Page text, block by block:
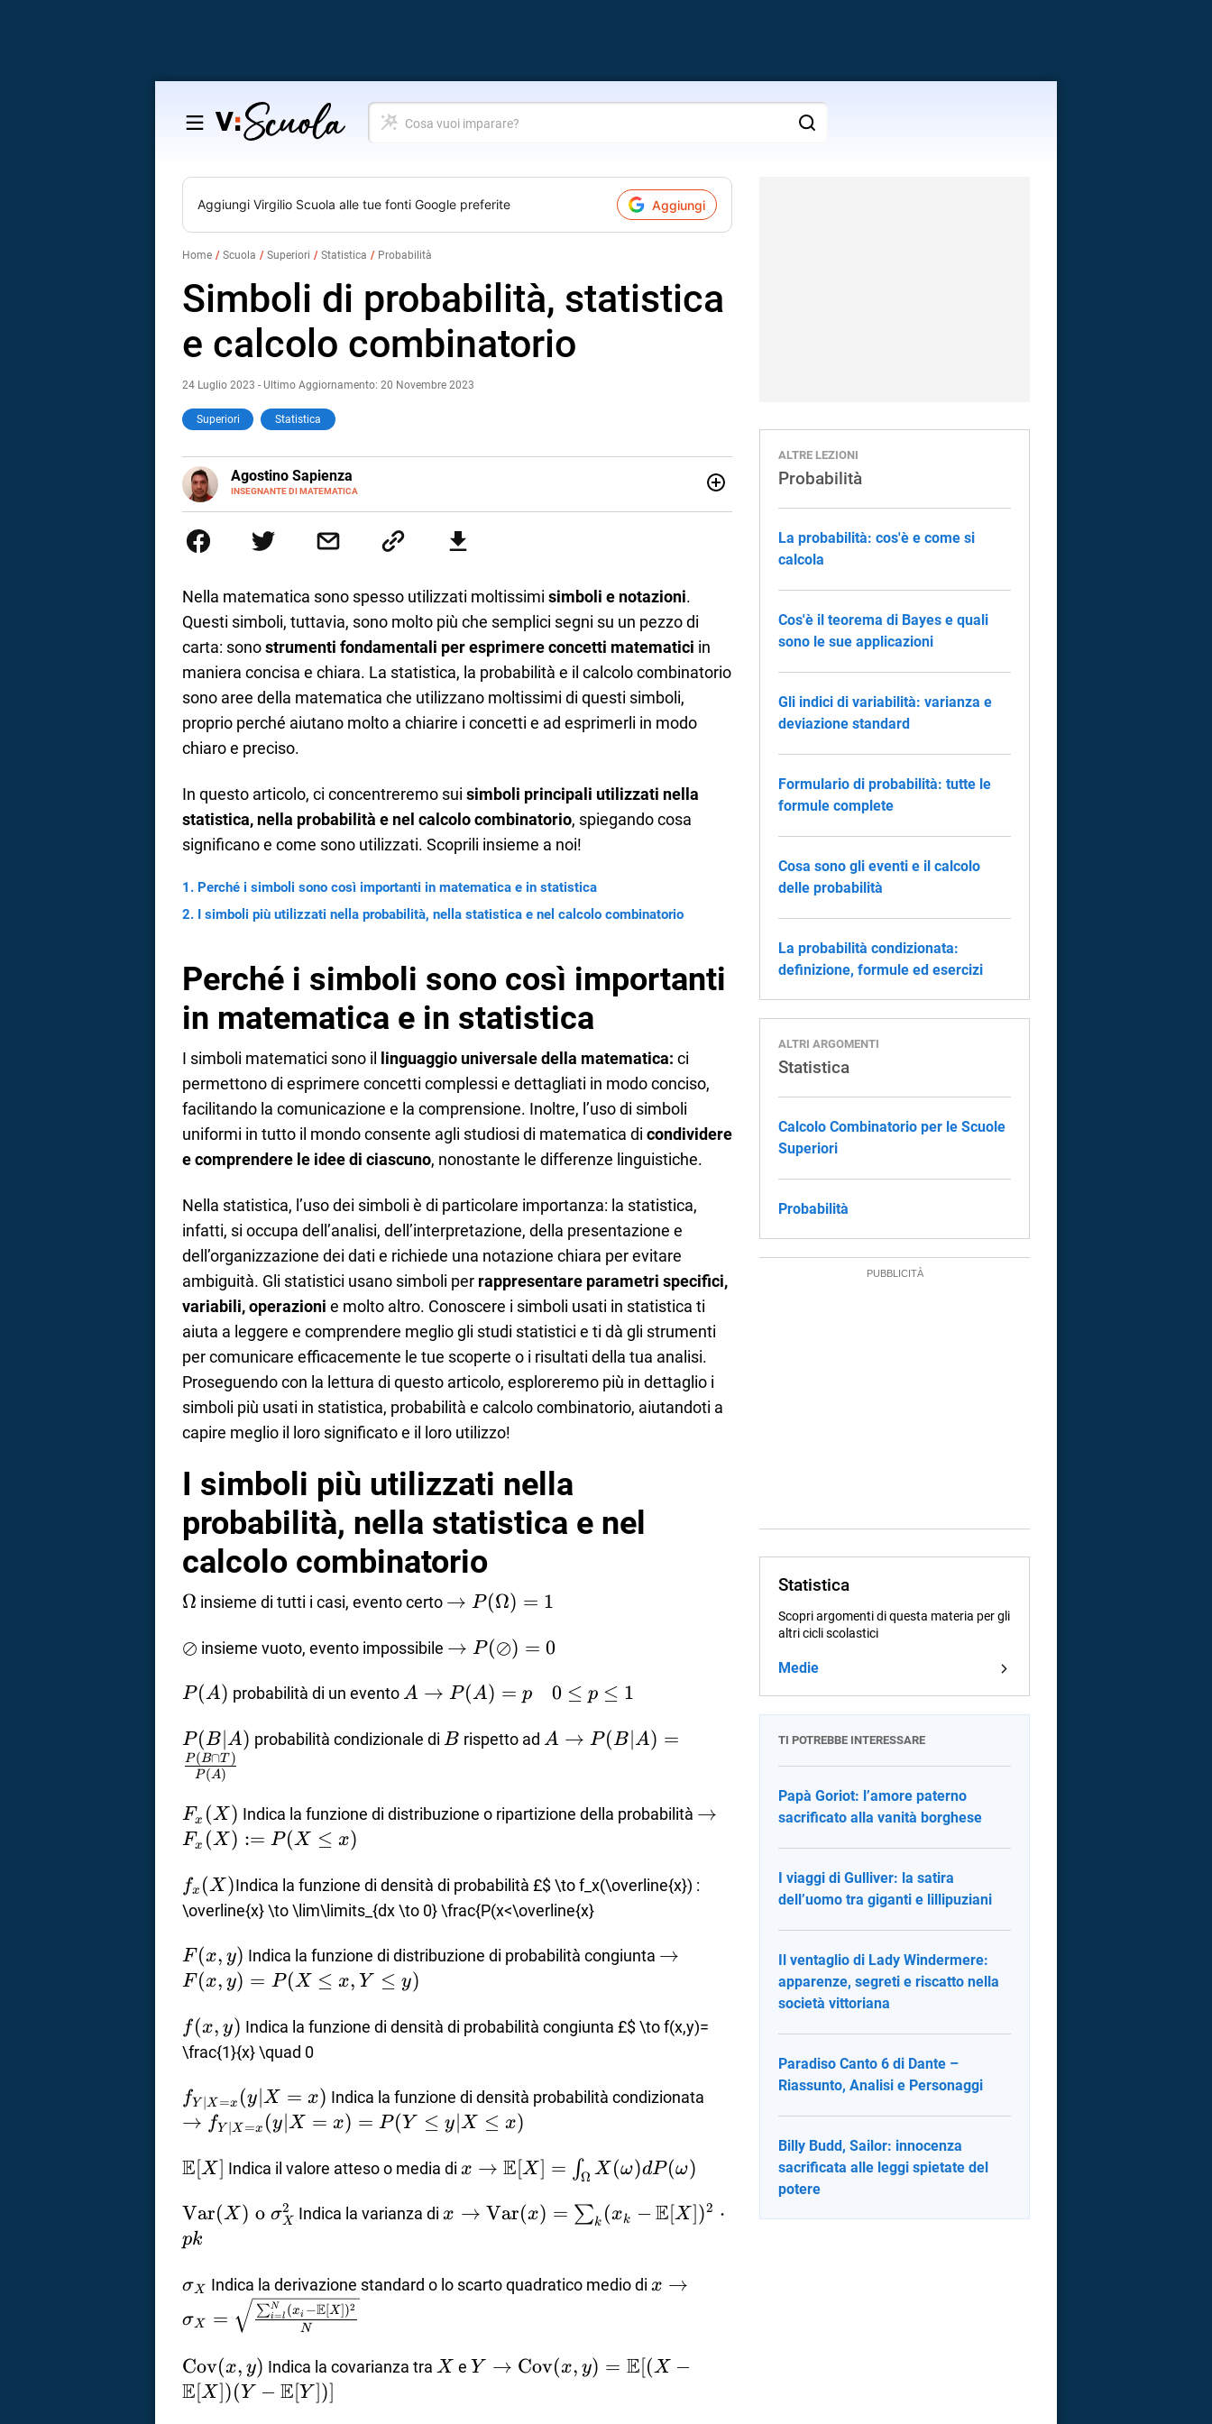
Salta
contenuto
Cosa
vuoi
Aggiungi Virgilio Scuola alle tue fonti Google preferite Aggiungi
Home Scuola Superiori Statistica Probabilità
Simboli di probabilità, statistica
e calcolo combinatorio
24 Luglio 2023 - Ultimo Aggiornamento: 20 Novembre 2023
Superiori Statistica
Agostino Sapienza
INSEGNANTE DI MATEMATICA
E-
MAIL
LINKEDIN
Internazionali a Messina e in Economia Internazionale a Padova. Dopo un pò di anni negli
studi commercialisti sono stato chiamato per una supplenza covid nella classe di
di ruolo nel 2023
Nella matematica sono spesso utilizzati moltissimi simboli e notazioni.
Questi simboli, tuttavia, sono molto più che semplici segni su un pezzo di
carta: sonostrumenti fondamentali per esprimere concetti matematici in
maniera concisa e chiara. La statistica, la probabilità e il calcolo combinatorio
sono aree della matematica che utilizzano moltissimi di questi simboli,
proprio perché aiutano molto a chiarire i concetti e ad esprimerli in modo
chiaro e preciso.
In questo articolo, ci concentreremo sui simboli principali utilizzati nella
statistica, nella probabilità e nel calcolo combinatorio, spiegando cosa
significano e come sono utilizzati. Scoprili insieme a noi!
Perché i simboli sono così importanti in matematica e in statistica
I simboli più utilizzati nella probabilità, nella statistica e nel calcolo combinatorio
Perché i simboli sono così importanti
in matematica e in statistica
I simboli matematici sono il linguaggio universale della matematica: ci
permettono di esprimere concetti complessi e dettagliati in modo conciso,
facilitando la comunicazione e la comprensione. Inoltre, l’uso di simboli
uniformi in tutto il mondo consente agli studiosi di matematica di condividere
e comprendere le idee di ciascuno, nonostante le differenze linguistiche.
Nella statistica, l’uso dei simboli è di particolare importanza: la statistica,
infatti, si occupa dell’analisi, dell’interpretazione, della presentazione e
dell’organizzazione dei dati e richiede una notazione chiara per evitare
ambiguità. Gli statistici usano simboli per rappresentare parametri specifici,
variabili, operazioni e molto altro. Conoscere i simboli usati in statistica ti
aiuta a leggere e comprendere meglio gli studi statistici e ti dà gli strumenti
per comunicare efficacemente le tue scoperte o i risultati della tua analisi.
Proseguendo con la lettura di questo articolo, esploreremo più in dettaglio i
simboli più usati in statistica, probabilità e calcolo combinatorio, aiutandoti a
capire meglio il loro significato e il loro utilizzo!
I simboli più utilizzati nella
probabilità, nella statistica e nel
calcolo combinatorio
\Omega
Ω insieme di tutti i casi, evento certo \to
→ P (Ω) = 1
\oslash
⊘ insieme vuoto, evento impossibile \to
→ P (⊘) = 0
P(A)
P (A) probabilità di un eventoA
P(A)= p
A → P (A) = p 0 ≤ p ≤ 1
P(B
\vert
A)
P (B∣A) probabilità condizionale di B
B rispetto ad A \to P(B \vert
T)}{P(A)}
A → P (B∣A) =
P(A)
P(B∩T )
F_x(X)
Fx (X ) Indica la funzione di distribuzione o ripartizione della probabilità \to
x)
→
Fx (X ) := P(X ≤ x)
f_x(X)
fx (X)Indica la funzione di densità di probabilità£$ \to f_x(\overline{x}) :
\overline{x} \to \lim\limits_{dx \to 0} \frac{P(x<\overline{x}
F(x,y)
F (x, y) Indica la funzione di distribuzione di probabilità congiunta \to
\leq y)
→
F (x, y) = P(X ≤ x, Y ≤ y)
f(x,y)
f(x, y) Indica la funzione di densità di probabilità congiunta £$ \to f(x,y)=
\frac{1}{x} \quad 0
f_{Y
\vert
(y
X=x)
fY ∣X =x (y ∣X = x) Indica la funzione di densità probabilità condizionata
\to f_{Y \vert
X=x}(y \vert
X=x)=P(Y\leq
y \vert X \leq
→ fY ∣X =x (y ∣X = x) = P (Y ≤ y X ≤ x)
\mathbb{E}
E[X] Indica il valore atteso o media di x \to \mathbb{E}
X(\omega)dP(\omega)
x → E[X] = ∫Ω X(ω)dP(ω)
\text{Var}
(X) \text{
\sigma^2_X
Var(X ) o σX
2 Indica la varianza dix \to
\sum_k(x_k-
pk
x → Var(x) = ∑k (xk − E[X])2 ⋅
pk
\sigma_X
σX Indica la derivazione standard o lo scarto quadratico medio di x \to \sigma_X=
{N}}
x →
σX = N
∑i=l
N (xi −E[X])2
\text{Cov}
(x,y)
Cov(x, y) Indica la covarianza tra X
X eY \to
Y → Cov(x, y) = E[(X −
E[X])(Y − E[Y ])]
ALTRE LEZIONI
Probabilità
La probabilità: cos'è e come si
calcola
Cos'è il teorema di Bayes e quali
sono le sue applicazioni
Gli indici di variabilità: varianza e
deviazione standard
Formulario di probabilità: tutte le
formule complete
Cosa sono gli eventi e il calcolo
delle probabilità
La probabilità condizionata:
definizione, formule ed esercizi
ALTRI ARGOMENTI
Statistica
Calcolo Combinatorio per le Scuole
Superiori
Probabilità
Statistica
Scopri argomenti di questa materia per gli
altri cicli scolastici
Medie
TI POTREBBE INTERESSARE
Papà Goriot: l’amore paterno
sacrificato alla vanità borghese
I viaggi di Gulliver: la satira
dell’uomo tra giganti e lillipuziani
Il ventaglio di Lady Windermere:
apparenze, segreti e riscatto nella
società vittoriana
Paradiso Canto 6 di Dante –
Riassunto, Analisi e Personaggi
Billy Budd, Sailor: innocenza
sacrificata alle leggi spietate del
potere